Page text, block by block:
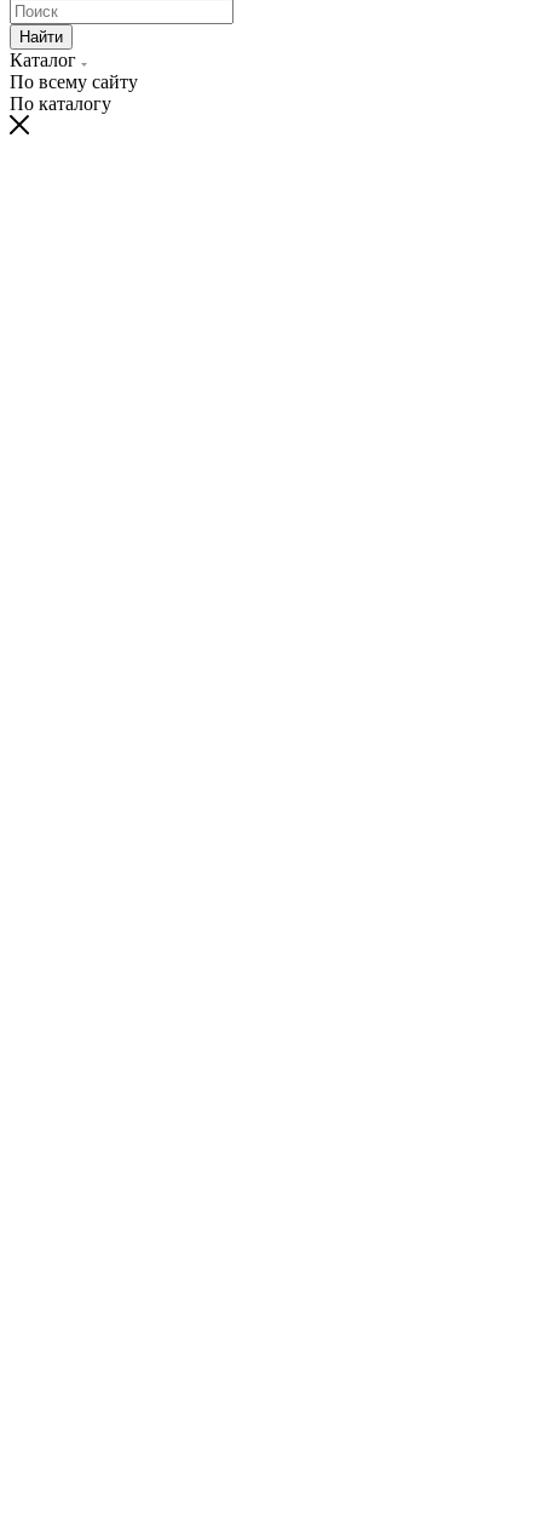
Найти
Каталог
По всему сайту
По каталогу